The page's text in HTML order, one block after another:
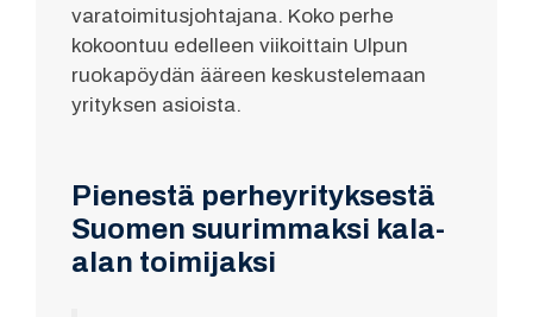
varatoimitusjohtajana. Koko perhe
kokoontuu edelleen viikoittain Ulpun
ruokapöydän ääreen keskustelemaan
yrityksen asioista.
Pienestä perheyrityksestä
Suomen suurimmaksi kala-
alan toimijaksi